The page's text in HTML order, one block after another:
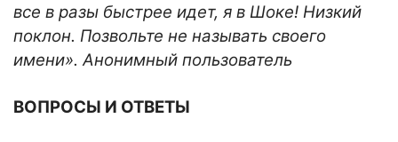
все в разы быстрее идет, я в Шоке! Низкий
поклон. Позвольте не называть своего
имени». Анонимный пользователь
ВОПРОСЫ И ОТВЕТЫ